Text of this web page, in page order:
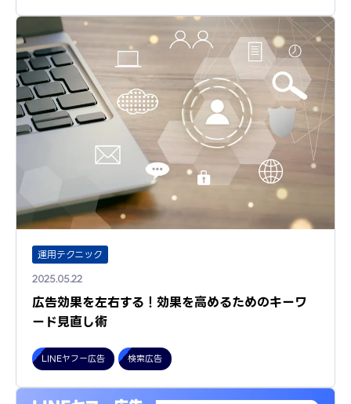
運用テクニック
2025.05.22
広告効果を左右する！効果を高めるためのキーワ
ード見直し術
LINEヤフー広告 検索広告